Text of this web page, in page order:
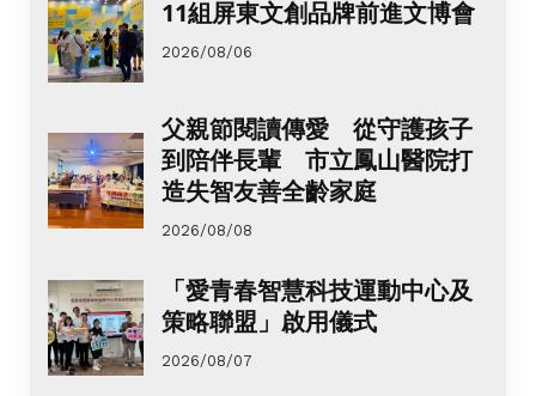
11組屏東文創品牌前進文博會
2026/08/06
父親節閱讀傳愛 從守護孩子
到陪伴長輩 市立鳳山醫院打
造失智友善全齡家庭
2026/08/08
「愛青春智慧科技運動中心及
策略聯盟」啟用儀式
2026/08/07